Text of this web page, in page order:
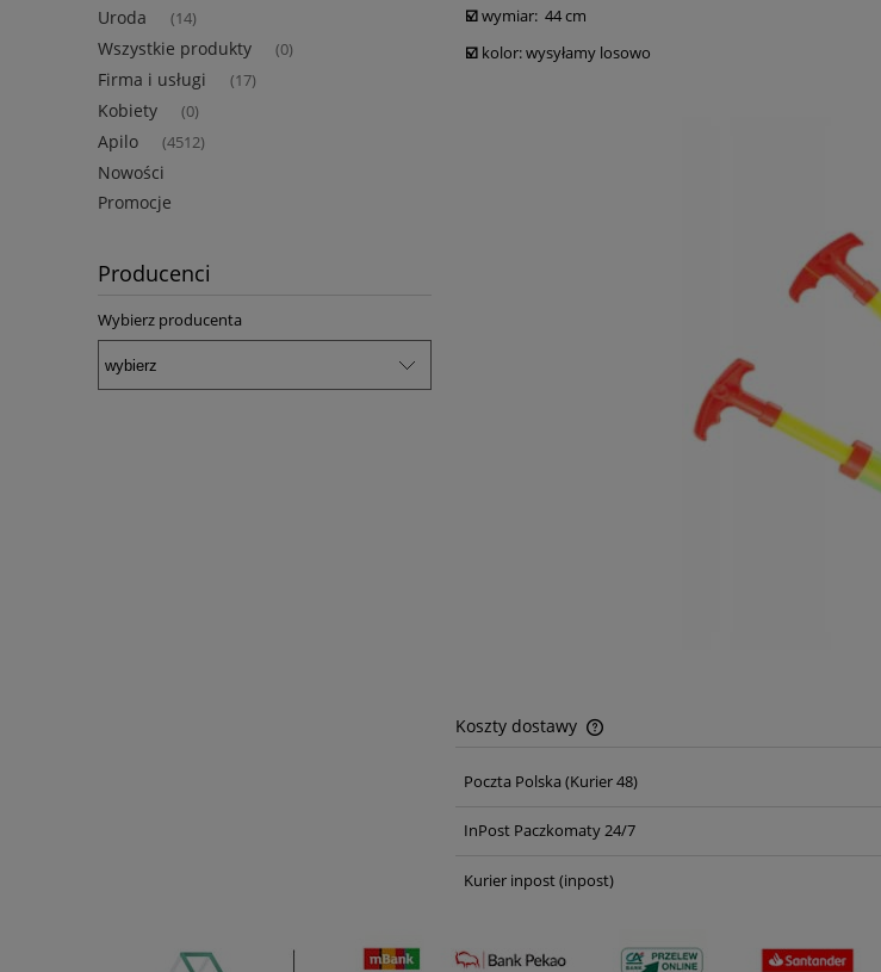
Uroda (14)
Wszystkie produkty (0)
Firma i usługi (17)
Kobiety (0)
Apilo (4512)
Nowości
Promocje
Producenci
Wybierz producenta
☑️wymiar: 44 cm
☑️ kolor: wysyłamy losowo
Koszty dostawy
Cena nie zawiera ewentualnych kosztów
Poczta Polska (Kurier 48)
InPost Paczkomaty 24/7
Kurier inpost(inpost)